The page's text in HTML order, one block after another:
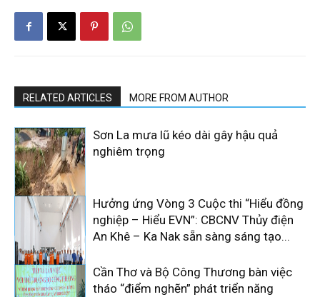
RELATED ARTICLES MORE FROM AUTHOR
Sơn La mưa lũ kéo dài gây hậu quả
nghiêm trọng
Hưởng ứng Vòng 3 Cuộc thi “Hiểu đồng
nghiệp – Hiểu EVN”: CBCNV Thủy điện
An Khê – Ka Nak sẵn sàng sáng tạo...
Cần Thơ và Bộ Công Thương bàn việc
tháo “điểm nghẽn” phát triển năng